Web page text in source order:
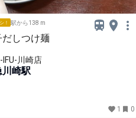
！ 駅から138 m
だしつけ麺
IFU-川崎店
川崎駅
1 0